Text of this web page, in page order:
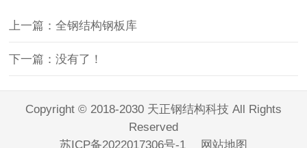
上一篇：全钢结构钢板库
下一篇：没有了！
Copyright © 2018-2030 天正钢结构科技 All Rights
Reserved
苏ICP备2022017306号-1
网站地图